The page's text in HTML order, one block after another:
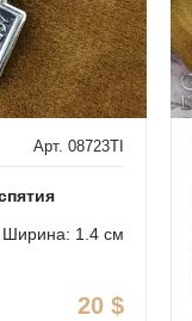
Арт. 08723TI
Ширина: 1.4 см
20 $